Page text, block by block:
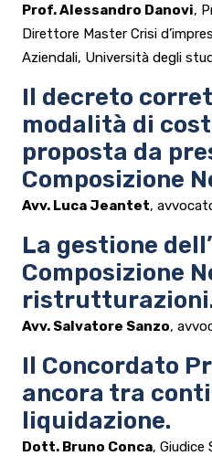
Prof. Alessandro Danovi,
Direttore Master Crisi
Aziendali, Università degli
Il decreto
modalità di
proposta da
Composizione
Avv. Luca Jeantet,
La gestione
Composizione
Avv. Salvatore Sanzo,
Il Concordato
ancora tra
liquidazione.
Dott. Bruno Conca, Giudice